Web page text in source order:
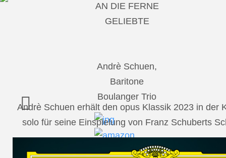
AN DIE FERNE
GELIEBTE
Andrè Schuen,
Baritone
Boulanger Trio
Andrè Schuen erhält den opus Klassik 2023 in der
solo für seine Einspielung von Franz Schuberts